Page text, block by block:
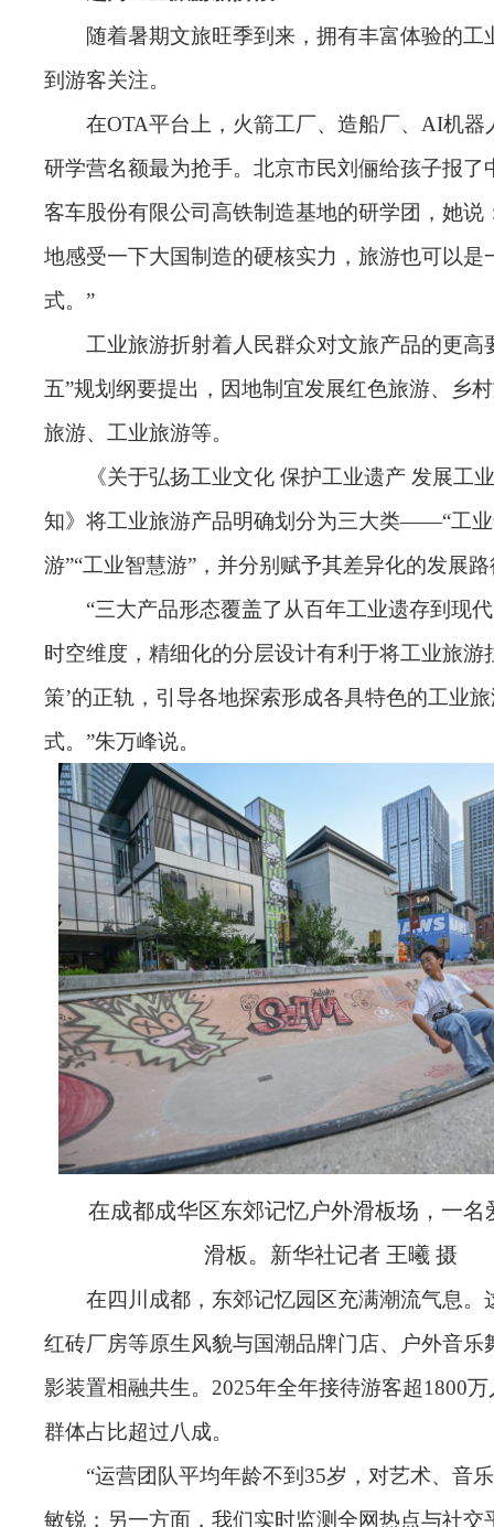
随着暑期文旅旺季到来，拥有丰富体验的工
到游客关注。
在OTA平台上，火箭工厂、造船厂、AI机器
研学营名额最为抢手。北京市民刘俪给孩子报了
客车股份有限公司高铁制造基地的研学团，她说
地感受一下大国制造的硬核实力，旅游也可以是
式。”
工业旅游折射着人民群众对文旅产品的更高
五”规划纲要提出，因地制宜发展红色旅游、乡
旅游、工业旅游等。
《关于弘扬工业文化 保护工业遗产 发展工
知》将工业旅游产品明确划分为三大类——“工业
游”“工业智慧游”，并分别赋予其差异化的发展
“三大产品形态覆盖了从百年工业遗存到现
时空维度，精细化的分层设计有利于将工业旅游
策’的正轨，引导各地探索形成各具特色的工业
式。”朱万峰说。
在成都成华区东郊记忆户外滑板场，一名
滑板。新华社记者 王曦 摄
在四川成都，东郊记忆园区充满潮流气息。
红砖厂房等原生风貌与国潮品牌门店、户外音乐
影装置相融共生。2025年全年接待游客超1800
群体占比超过八成。
“运营团队平均年龄不到35岁，对艺术、音
敏锐；另一方面，我们实时监测全网热点与社交